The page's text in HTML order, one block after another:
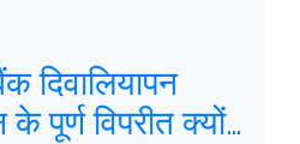
दिवालियापन
पूर्ण विपरीत क्यों